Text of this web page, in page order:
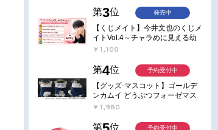
第3位
【くじメイト】今井文也のくじメ
イトVol.4～チャラめに見える幼
馴染、実は一途で独占欲が強いん
￥1,100
発売中
第4位
【グッズ-マスコット】ゴールデ
ンカムイ どうぶつフォーゼマス
コット 5.月島軍曹【再販】
￥1,980
予約受付中
第 位 予約受付中